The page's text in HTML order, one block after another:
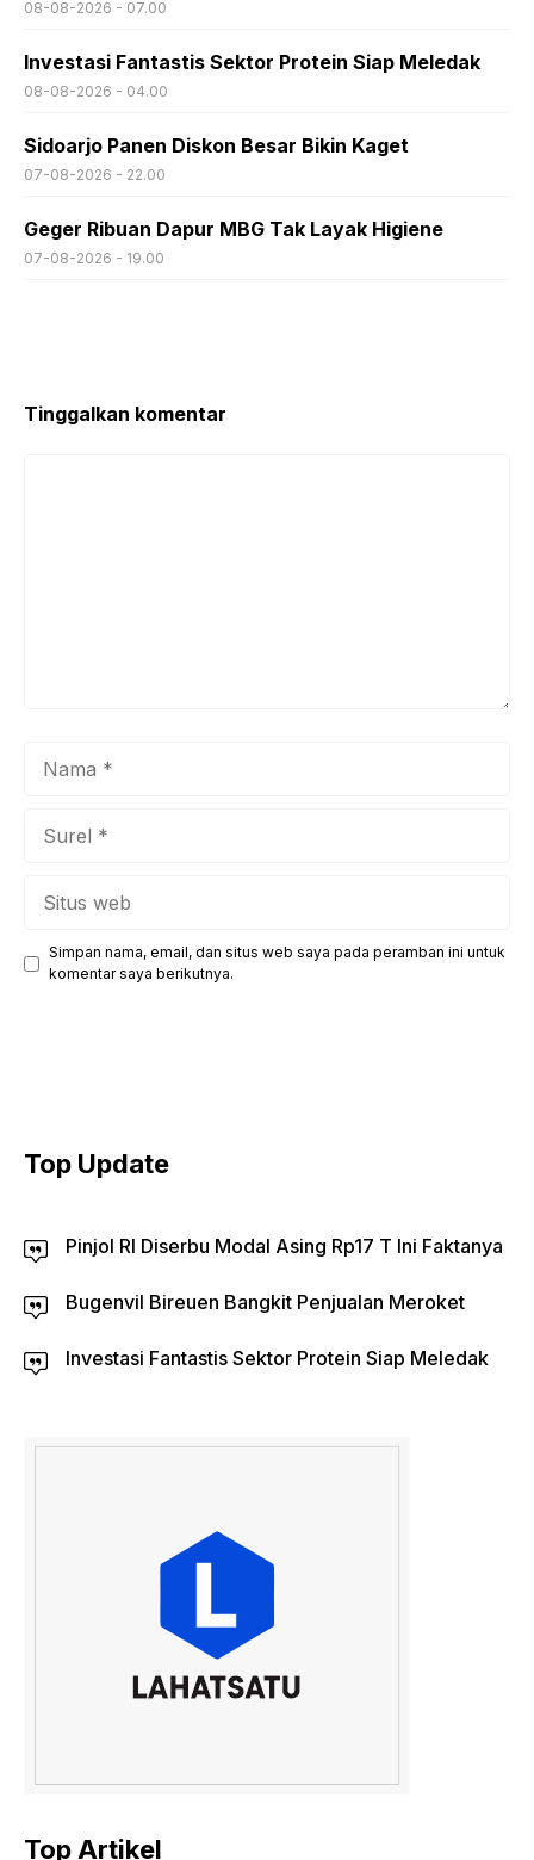
08-08-2026 - 07.00
Investasi Fantastis Sektor Protein Siap Meledak
08-08-2026 - 04.00
Sidoarjo Panen Diskon Besar Bikin Kaget
07-08-2026 - 22.00
Geger Ribuan Dapur MBG Tak Layak Higiene
07-08-2026 - 19.00
Tinggalkan komentar
Simpan nama, email, dan situs web saya pada peramban ini untuk
komentar saya berikutnya.
Top Update
Pinjol RI Diserbu Modal Asing Rp17 T Ini Faktanya
Bugenvil Bireuen Bangkit Penjualan Meroket
Investasi Fantastis Sektor Protein Siap Meledak
Top Artikel